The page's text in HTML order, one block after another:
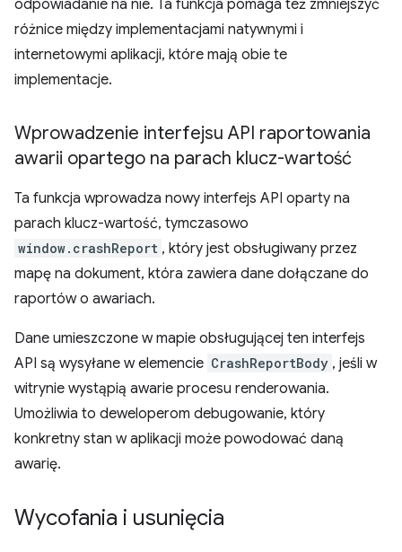
odpowiadanie na nie. Ta funkcja pomaga też zmniejszyć
różnice między implementacjami natywnymi i
internetowymi aplikacji, które mają obie te
implementacje.
Wprowadzenie interfejsu API raportowania
awarii opartego na parach klucz-wartość
Ta funkcja wprowadza nowy interfejs API oparty na
parach klucz-wartość, tymczasowo
window.crashReport , który jest obsługiwany przez
mapę na dokument, która zawiera dane dołączane do
raportów o awariach.
Dane umieszczone w mapie obsługującej ten interfejs
API są wysyłane w elemencie CrashReportBody , jeśli w
witrynie wystąpią awarie procesu renderowania.
Umożliwia to deweloperom debugowanie, który
konkretny stan w aplikacji może powodować daną
awarię.
Wycofania i usunięcia